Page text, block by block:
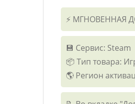
⚡ МГНОВЕННАЯ
💾 Сервис: Steam
📦 Тип товара:
🌎 Регион